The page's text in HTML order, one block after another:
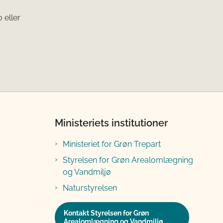
eller
Ministeriets institutioner
Ministeriet for Grøn Trepart
Styrelsen for Grøn Arealomlægning
og Vandmiljø
Naturstyrelsen
Kontakt Styrelsen for Grøn
Arealomlægning og Vandmiljø